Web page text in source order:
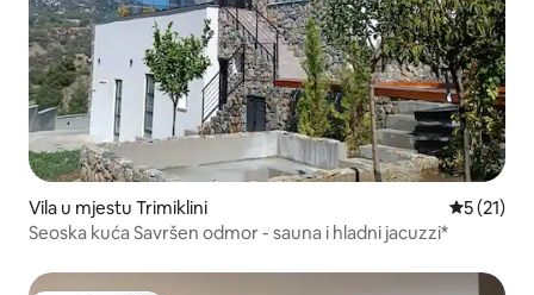
Vila u mjestu Trimiklini Prosječna
5 (21)
Seoska kuća Savršen odmor - sauna i hladni jacuzzi*